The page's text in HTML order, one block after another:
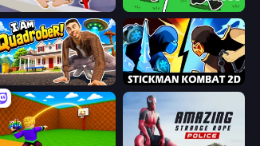
Brainrot Arena Online
I Am Quadrober! Stickman Kombat 2D